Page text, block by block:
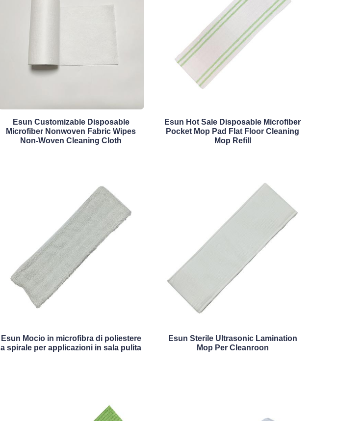
Esun Customizable Disposable
Microfiber Nonwoven Fabric Wipes
Non-Woven Cleaning Cloth
Esun Hot Sale Disposable Microfiber
Pocket Mop Pad Flat Floor Cleaning
Mop Refill
Esun Mocio in microfibra di poliestere
a spirale per applicazioni in sala pulita
Esun Sterile Ultrasonic Lamination
Mop Per Cleanroon